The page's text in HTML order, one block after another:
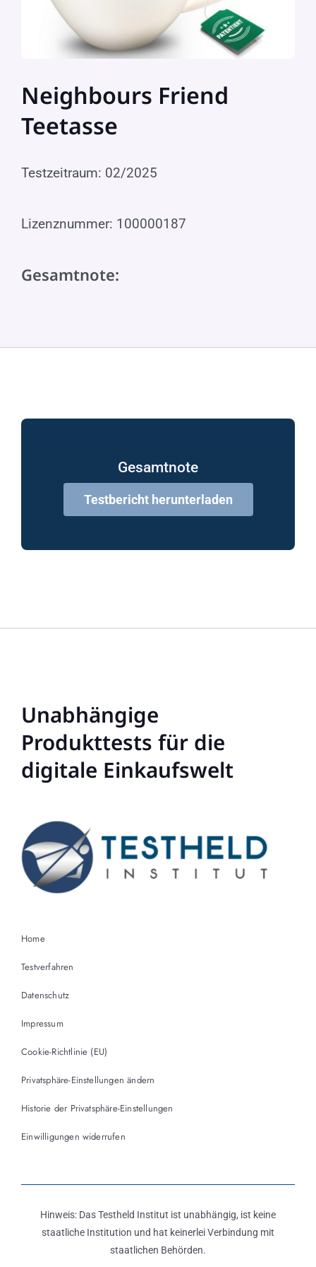
Neighbours Friend
Teetasse
Testzeitraum: 02/2025
Lizenznummer: 100000187
Gesamtnote:
Gesamtnote
Testbericht herunterladen
Unabhängige
Produkttests für die
digitale Einkaufswelt
Home
Testverfahren
Datenschutz
Impressum
Cookie-Richtlinie (EU)
Privatsphäre-Einstellungen ändern
Historie der Privatsphäre-Einstellungen
Einwilligungen widerrufen
Hinweis: Das Testheld Institut ist unabhängig, ist keine
staatliche Institution und hat keinerlei Verbindung mit
staatlichen Behörden.